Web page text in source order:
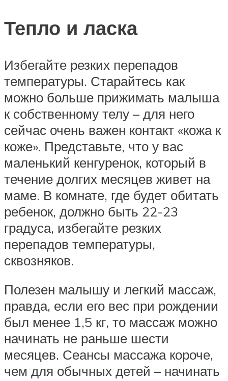
Тепло и ласка
Избегайте резких перепадов
температуры. Старайтесь как
можно больше прижимать малыша
к собственному телу – для него
сейчас очень важен контакт «кожа к
коже». Представьте, что у вас
маленький кенгуренок, который в
течение долгих месяцев живет на
маме. В комнате, где будет обитать
ребенок, должно быть 22-23
градуса, избегайте резких
перепадов температуры,
сквозняков.
Полезен малышу и легкий массаж,
правда, если его вес при рождении
был менее 1,5 кг, то массаж можно
начинать не раньше шести
месяцев. Сеансы массажа короче,
чем для обычных детей – начинать